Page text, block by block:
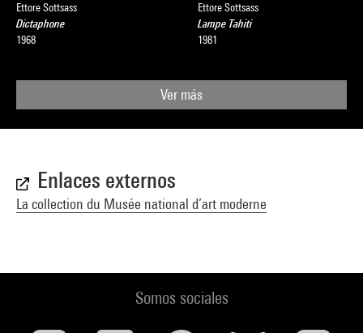
Ettore Sottsass
Dictaphone
1968
Ettore Sottsass
Lampe Tahiti
1981
Ver más
Enlaces externos
La collection du Musée national d’art moderne
Somos sociales